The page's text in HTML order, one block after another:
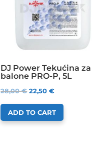
DJ Power Tekućina za
balone PRO-P, 5L
28,00€ 22,50€
ADD TO CART